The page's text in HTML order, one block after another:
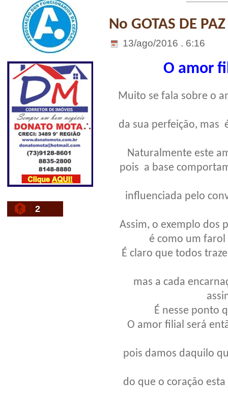
2
No GOTAS DE PAZ
13/ago/2016 . 6:16
O amor
Muito se fala sobre o
da sua perfeição,
Naturalmente este
pois a base
influenciada pelo
Assim, o exemplo dos
é como um
É claro que todos
mas a cada
É nesse ponto
O amor filial será
pois damos daquilo
do que o coração